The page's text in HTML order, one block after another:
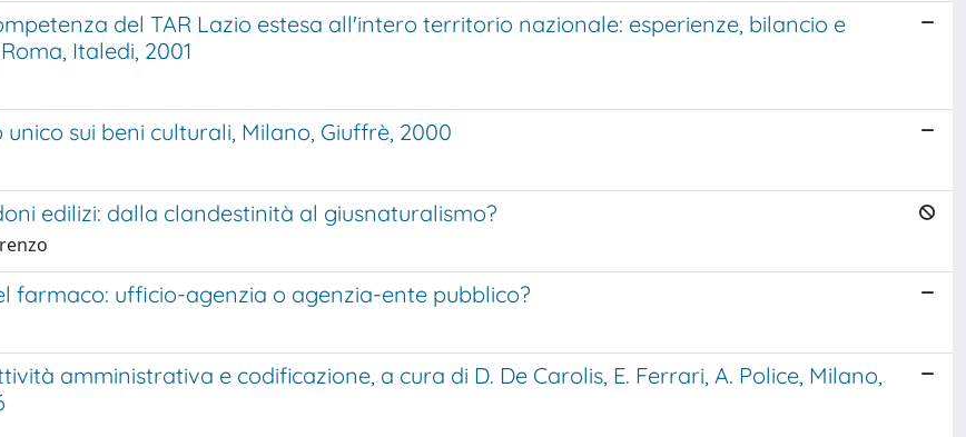
del TAR Lazio estesa all'intero territorio nazionale: esperienze, bilancio e
Italedi, 2001
unico sui beni culturali, Milano, Giuffrè, 2000
edilizi: dalla clandestinità al giusnaturalismo?
farmaco: ufficio-agenzia o agenzia-ente pubblico?
amministrativa e codificazione, a cura di D. De Carolis, E. Ferrari, A. Police, Milano,